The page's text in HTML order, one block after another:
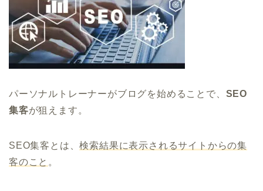
パーソナルトレーナーがブログを始めることで、 SEO
集客が狙えます。
SEO集客とは、検索結果に表示されるサイトからの集
客のこと 。